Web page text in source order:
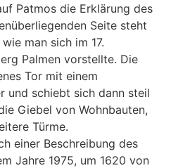
Patmos die Erklärung des
Seite steht
man sich im 17.
Palmen vorstellte. Die
Tor mit einem
und schiebt sich dann steil
Giebel von Wohnbauten,
Türme.
einer Beschreibung des
Jahre 1975, um 1620 von